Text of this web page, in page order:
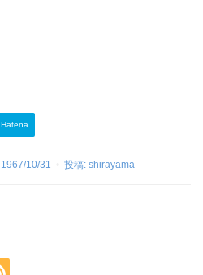
Hatena
1967/10/31 投稿: shirayama